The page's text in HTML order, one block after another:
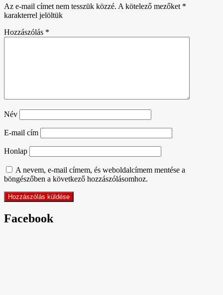
Az e-mail címet nem tesszük közzé. A kötelező mezőket *
karakterrel jelöltük
Hozzászólás *
Név
E-mail cím
Honlap
A nevem, e-mail címem, és weboldalcímem mentése a
böngészőben a következő hozzászólásomhoz.
Facebook